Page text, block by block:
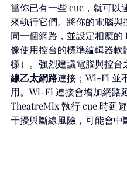
當你已有一些 cue，就可以
來執行它們。將你的電腦與
同一個網路，並設定相應的
像使用控台的標準編輯器軟
樣）。強烈建議電腦與控台
線乙太網路連接；Wi-Fi 並
用。Wi-Fi 連接會增加網路
TheatreMix 執行 cue 時延
干擾與斷線風險，可能會中